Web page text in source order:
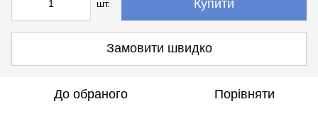
шт. Купити
Замовити швидко
До обраного Порівняти